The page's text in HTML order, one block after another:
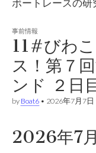
ボートレースの研
事前情報
11#びわ
ス！第７
ンド ２日
by Boat6 • 2026年7月7日
2026年7